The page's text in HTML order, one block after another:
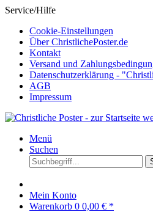
Service/Hilfe
Cookie-Einstellungen
Über ChristlichePoster.de
Kontakt
Versand und
Datenschutzerklärung -
AGB
Impressum
Menü
Suchen
Mein Konto
Warenkorb 0 0,00 € *